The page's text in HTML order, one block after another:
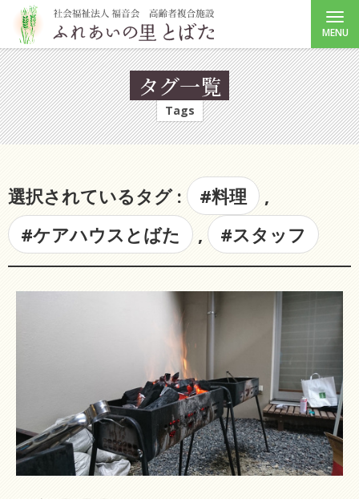
MENU
タグ一覧
Tags
選択されているタグ : #料理
,
#ケアハウスとばた
, #スタッフ